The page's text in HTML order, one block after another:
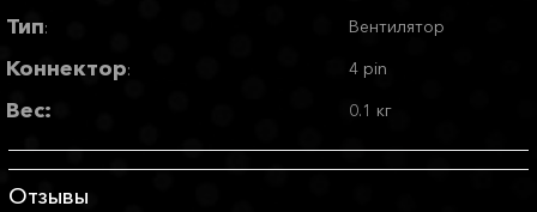
Тип: Вентилятор
Коннектор: 4 pin
Вес: 0.1 кг
Отзывы